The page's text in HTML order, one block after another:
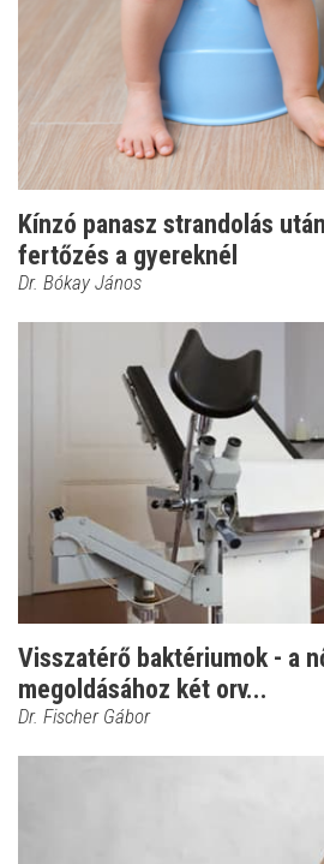
Kínzó panasz strandolás
fertőzés a gyereknél
Dr. Bókay János
Visszatérő baktériumok - a
megoldásához két orv...
Dr. Fischer Gábor